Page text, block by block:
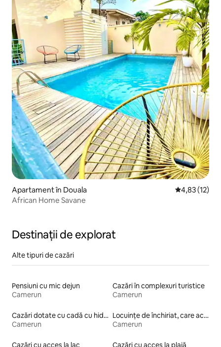
Apartament în Douala Scor mediu
4,83 (12)
African Home Savane
Destinații de explorat
Alte tipuri de cazări
Pensiuni cu mic dejun
Camerun
Cazări în complexuri turistice
Camerun
Cazări dotate cu cadă cu hidromasaj
Camerun
Locuințe de închiriat, care acceptă animale de companie
Camerun
Cazări cu acces la lac
Cazări cu acces la plajă